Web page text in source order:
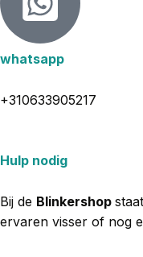
whatsapp
+310633905217
Hulp nodig
Bij de Blinkershop
ervaren visser of nog